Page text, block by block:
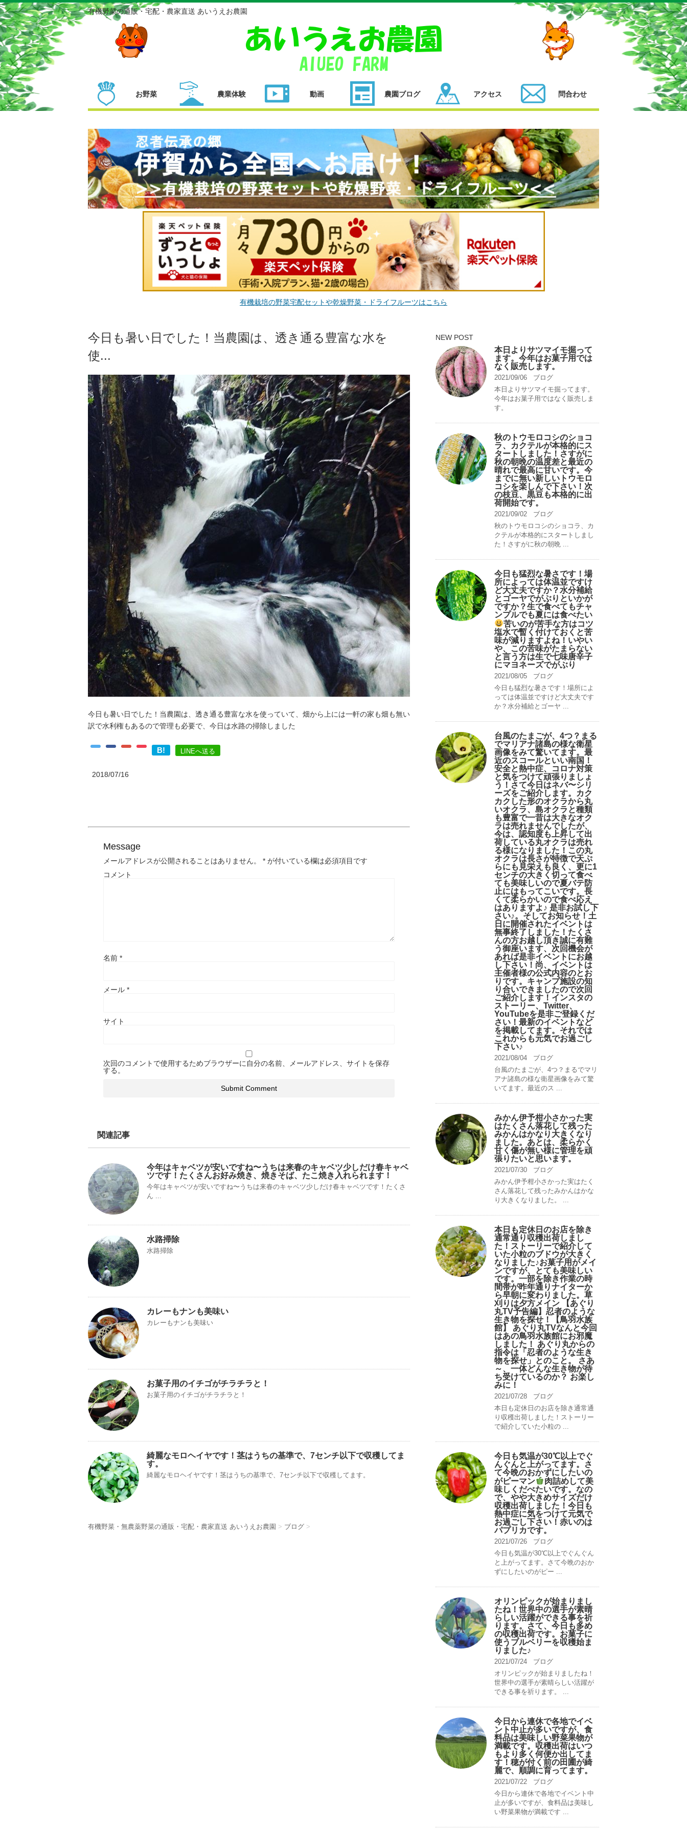
有機野菜の通販・宅配・農家直送 あいうえお農園
お野菜 農業体験 動画 農園ブログ アクセス 問合わせ
有機栽培の野菜宅配セットや乾燥野菜・ドライフルーツはこちら
今日も暑い日でした！当農園は、透き通る豊富な水を
使...
今日も暑い日でした！当農園は、透き通る豊富な水を使っていて、畑から上には一軒の家も畑も無い
訳で水利権もあるので管理も必要で、今日は水路の掃除しました
B! LINEへ送る
2018/07/16
Message
メールアドレスが公開されることはありません。 * が付いている欄は必須項目です
コメント
名前 *
メール *
サイト
次回のコメントで使用するためブラウザーに自分の名前、メールアドレス、サイトを保存
する。
関連記事
今年はキャベツが安いですね〜うちは来春のキャベツ少しだけ春キャベ
ツです！たくさんお好み焼き、焼きそば、たこ焼き入れられます！
今年はキャベツが安いですね〜うちは来春のキャベツ少しだけ春キャベツです！たくさ
ん ...
水路掃除
水路掃除
カレーもナンも美味い
カレーもナンも美味い
お菓子用のイチゴがチラチラと！
お菓子用のイチゴがチラチラと！
綺麗なモロヘイヤです！茎はうちの基準で、7センチ以下で収穫してま
す。
綺麗なモロヘイヤです！茎はうちの基準で、7センチ以下で収穫してます。
有機野菜・無農薬野菜の通販・宅配・農家直送 あいうえお農園 > ブログ >
NEW POST
本日よりサツマイモ掘って
ます。今年はお菓子用では
なく販売します。
2021/09/06
ブログ
本日よりサツマイモ掘ってます。
今年はお菓子用ではなく販売しま
す。
秋のトウモロコシのショコ
ラ、カクテルが本格的にス
タートしました！さすがに
秋の朝晩の温度差と最近の
晴れで最高に甘いです。今
までに無い新しいトウモロ
コシを楽しんで下さい！次
の枝豆、黒豆も本格的に出
荷開始です。
2021/09/02
ブログ
秋のトウモロコシのショコラ、カ
クテルが本格的にスタートしまし
た！さすがに秋の朝晩 ...
今日も猛烈な暑さです！場
所によっては体温並ですけ
ど大丈夫ですか？水分補給
とゴーヤでがぶりといかが
ですか？生で食べてもチャ
ンプルでも夏には食べたい
苦いのが苦手な方はコツ
塩水で暫く付けておくと苦
味が減りますよね！いやい
や、この苦味がたまらない
と言う方は生で七味唐辛子
にマヨネーズでがぶり
2021/08/05
ブログ
今日も猛烈な暑さです！場所によ
っては体温並ですけど大丈夫です
か？水分補給とゴーヤ ...
台風のたまごが、4つ？まる
でマリアナ諸島の様な衛星
画像をみて驚いてます。最
近のスコールといい南国！
安全と熱中症、コロナ対策
と気をつけて頑張りましょ
う！さて今日はネバ〜シリ
ーズをご紹介します。カク
カクした形のオクラから丸
いオクラ、島オクラと種類
も豊富で一昔は大きなオク
ラは売れませんでしたが、
今は、認知度も上昇して出
荷している丸オクラは売れ
る様になりました！この丸
オクラは長さが特徴で天ぷ
らにも見栄えも良く、更に1
センチの大きく切って食べ
ても美味しいので夏バテ防
止にはもってこいです。長
くて柔らかいので食べ応え
はありますよ♪ 是非お試し下
さい♪。そしてお知らせ！土
日に開催されたイベントは
無事終了しました！たくさ
んの方お越し頂き誠に有難
う御座います、次回機会が
あれば是非イベントにお越
し下さい！尚、イベントは
主催者様の公式内容のとお
りです。キャンプ️施設の知
り合いできましたので次回
ご紹介します！インスタの
ストーリー、Twitter、
YouTubeを是非ご登録くだ
さい！最新のイベントなど
を掲載してます。それでは
これからも元気でお過ごし
下さい♪
2021/08/04
ブログ
台風のたまごが、4つ？まるでマリ
アナ諸島の様な衛星画像をみて驚
いてます。最近のス ...
みかん伊予柑小さかった実
はたくさん落花して残った
みかんはかなり大きくなり
ました。あとは、柔らかく
甘く傷が無い様に管理を頑
張りたいと思います。
2021/07/30
ブログ
みかん伊予柑小さかった実はたく
さん落花して残ったみかんはかな
り大きくなりました。 ...
本日も定休日のお店を除き
通常通り収穫出荷しまし
た！ストーリーで紹介して
いた小粒のブドウが大きく
なりました♪お菓子用がメイ
ンですが、とても美味しい
です。一部を除き作業の時
間帯が昨年通りナイターか
ら早朝に変わりました。草
刈りは夕方メイン 【あぐり
丸TV予告編】忍者のような
生き物を探せ！【鳥羽水族
館】 あぐり丸TVなんと今回
はあの鳥羽水族館にお邪魔
しました！ あぐり丸からの
指令は「忍者のような生き
物を探せ」とのこと。 さあ
～、一体どんな生き物が待
ち受けているのか？ お楽し
みに！
2021/07/28
ブログ
本日も定休日のお店を除き通常通
り収穫出荷しました！ストーリー
で紹介していた小粒の ...
今日も気温が30℃以上でぐ
んぐんと上がってます。さ
て今晩のおかずにしたいの
がピーマン
肉詰めして美
味しくだべたいです。なの
で、やや大きめサイズだけ
収穫出荷しました！今日も
熱中症に気をつけて元気で
お過ごし下さい！赤いのは
パプリカです。
2021/07/26
ブログ
今日も気温が30℃以上でぐんぐん
と上がってます。さて今晩のおか
ずにしたいのがピー ...
オリンピックが始まりまし
たね！世界中の選手が素晴
らしい活躍ができる事を祈
ります。さて、今日も多め
の収穫出荷です。お菓子に
使うブルベリーを収穫始ま
りました♪
2021/07/24
ブログ
オリンピックが始まりましたね！
世界中の選手が素晴らしい活躍が
できる事を祈ります。 ...
今日から連休で各地でイベ
ント中止が多いですが、食
料品は美味しい野菜果物が
満載です。収穫出荷はいつ
もより多く何便か出してま
す！穂が付く前の田圃が綺
麗で、順調に育ってます。
2021/07/22
ブログ
今日から連休で各地でイベント中
止が多いですが、食料品は美味し
い野菜果物が満載です ...